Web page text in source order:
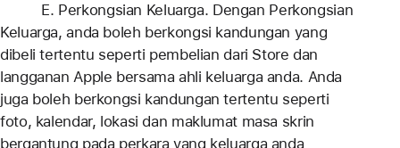
E. Perkongsian Keluarga. Dengan Perkongsian
Keluarga, anda boleh berkongsi kandungan yang
dibeli tertentu seperti pembelian dari Store dan
langganan Apple bersama ahli keluarga anda. Anda
juga boleh berkongsi kandungan tertentu seperti
foto, kalendar, lokasi dan maklumat masa skrin
bergantung pada perkara yang keluarga anda